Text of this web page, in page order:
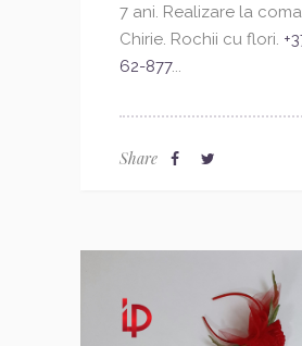
7 ani. Realizare la
Chirie. Rochii cu flori.
62-877...
Share